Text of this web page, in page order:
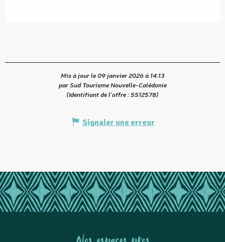
Mis à jour le 09 janvier 2026 à 14:13
par Sud Tourisme Nouvelle-Calédonie
(Identifiant de l'offre :5512578)
Signaler une erreur